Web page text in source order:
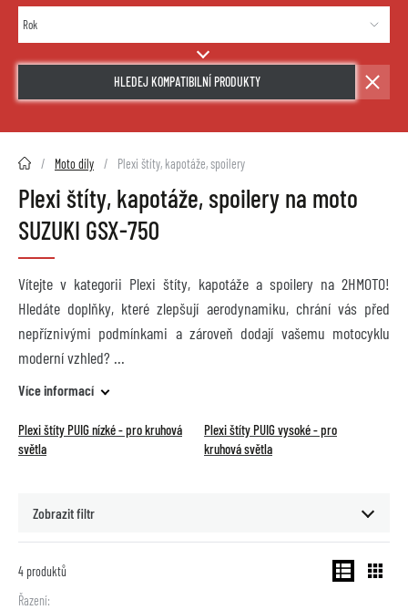
HLEDEJ KOMPATIBILNÍ PRODUKTY
2HMOTO.cz Moto díly Plexi štíty, kapotáže, spoilery
Plexi štíty, kapotáže, spoilery na moto
SUZUKI GSX-750
Vítejte v kategorii Plexi štíty, kapotáže a spoilery na 2HMOTO!
Hledáte doplňky, které zlepšují aerodynamiku, chrání vás před
nepříznivými podmínkami a zároveň dodají vašemu motocyklu
moderní vzhled?
Více informací
Plexi štíty PUIG nízké - pro kruhová
světla
Plexi štíty PUIG vysoké - pro
kruhová světla
Zobrazit filtr
4 produktů
Řazení